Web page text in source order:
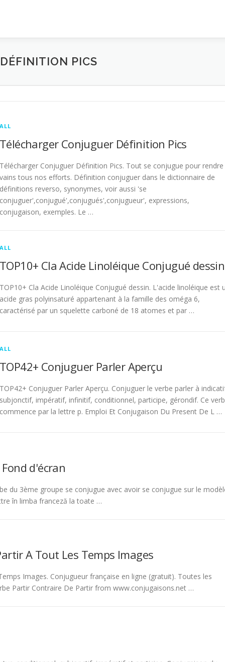
PICS
ALL
Télécharger Conjuguer Définition Pics
Télécharger Conjuguer Définition Pics. Tout se conjugue pour rendre
vains tous nos efforts. Définition conjuguer dans le dictionnaire de
définitions reverso, synonymes, voir aussi 'se
conjuguer',conjugué',conjugués',conjugueur', expressions,
conjugaison, exemples. Le …
ALL
TOP10+ Cla Acide Linoléique Conjugué dessin
TOP10+ Cla Acide Linoléique Conjugué dessin. L'acide linoléique est
acide gras polyinsaturé appartenant à la famille des oméga 6,
caractérisé par un squelette carboné de 18 atomes et par …
ALL
TOP42+ Conjuguer Parler Aperçu
TOP42+ Conjuguer Parler Aperçu. Conjuguer le verbe parler à
subjonctif, impératif, infinitif, conditionnel, participe, gérondif. Ce
commence par la lettre p. Emploi Et Conjugaison Du Present De L …
d'écran
du 3ème groupe se conjugue avec avoir se conjugue sur le
în limba franceză la toate …
A Tout Les Temps Images
Images. Conjugueur française en ligne (gratuit). Toutes les
Partir Contraire De Partir from www.conjugaisons.net …